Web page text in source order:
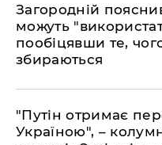
Загородній
можуть
пообіцявши те,
збираються
"Путін отримає
Україною", –